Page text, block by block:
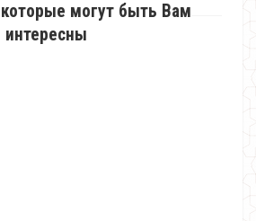
могут быть Вам
интересны